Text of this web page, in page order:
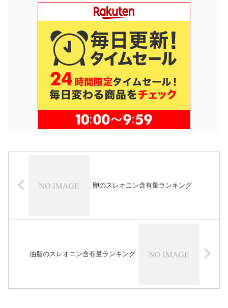
卵のスレオニン含有量ランキング
油脂のスレオニン含有量ランキング